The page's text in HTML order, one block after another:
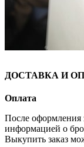
ДОСТАВКА И
Оплата
После оформления
информацией о
Выкупить заказ